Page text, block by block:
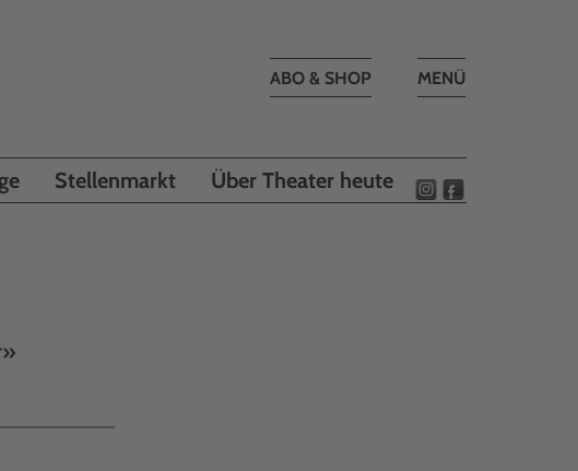
Toggle
MENÜ
ABO & SHOP
Stellenmarkt Über Theater heute